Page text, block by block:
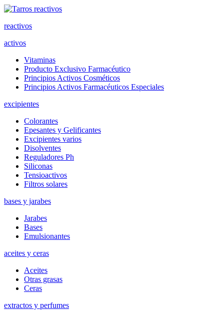
reactivos
activos
Vitaminas
Producto Exclusivo Farmacéutico
Principios Activos Cosméticos
Principios Activos Farmacéuticos Especiales
excipientes
Colorantes
Epesantes y Gelificantes
Excipientes varios
Disolventes
Reguladores Ph
Siliconas
Tensioactivos
Filtros solares
bases y jarabes
Jarabes
Bases
Emulsionantes
aceites y ceras
Aceites
Otras grasas
Ceras
extractos y perfumes